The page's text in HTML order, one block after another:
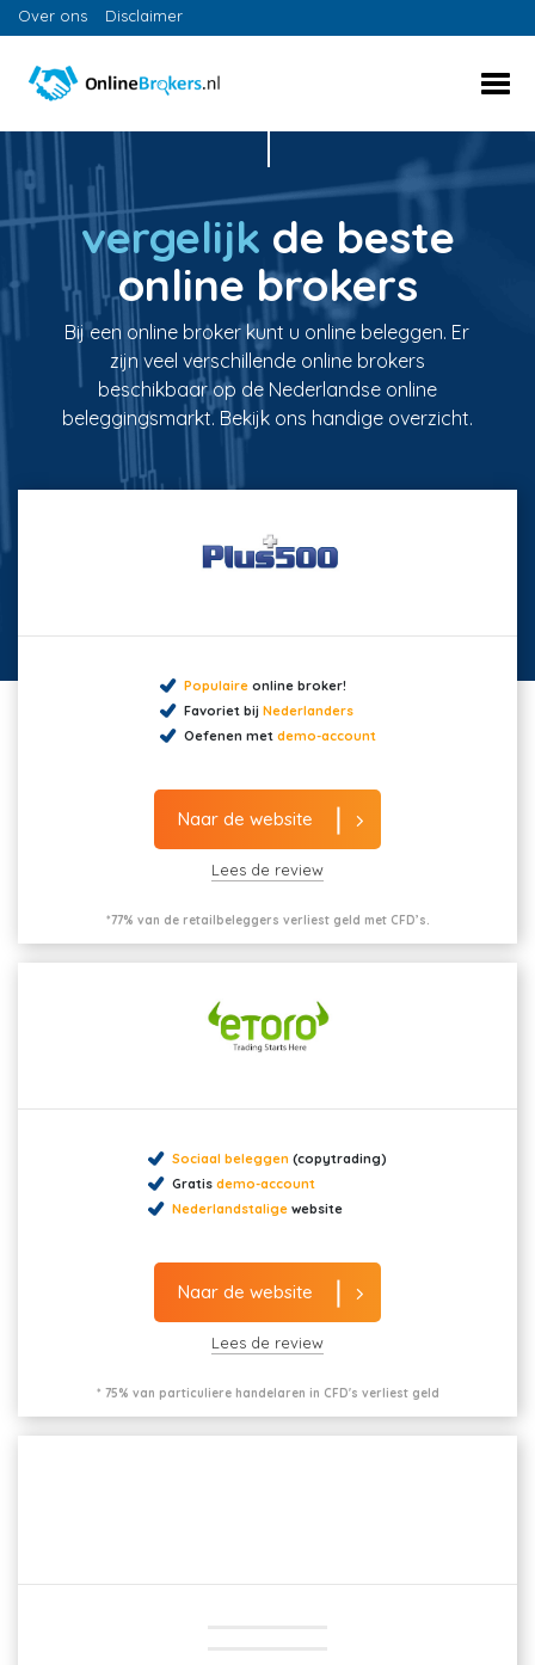
Over ons Disclaimer
vergelijk de beste
online brokers
Bij een online broker kunt u online beleggen. Er
zijn veel verschillende online brokers
beschikbaar op de Nederlandse online
beleggingsmarkt. Bekijk ons handige overzicht.
Populaireonline broker!
Favoriet bij Nederlanders
Oefenen met demo-account
Naar de website
Lees de review
*77% van de retailbeleggers verliest geld met CFD’s.
Sociaal beleggen (copytrading)
Gratis demo-account
Nederlandstalige website
Naar de website
Lees de review
* 75% van particuliere handelaren in CFD's verliest geld